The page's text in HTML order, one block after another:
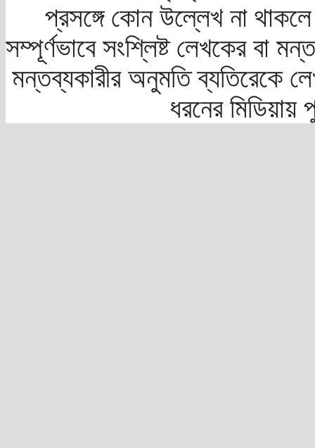
প্রসঙ্গে কোন উল্লেখ না
সম্পূর্ণভাবে সংশ্লিষ্ট লেখকের বা
মন্তব্যকারীর অনুমতি ব্যতিরেকে
ধরনের মিডিয়ায়